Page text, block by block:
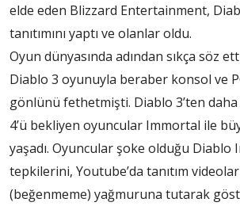
elde eden Blizzard Entertainment,
tanıtımını yaptı ve olanlar oldu.
Oyun dünyasında adından sıkça söz
Diablo 3 oyunuyla beraber konsol ve
gönlünü fethetmişti. Diablo 3’ten
4’ü bekliyen oyuncular Immortal ile
yaşadı. Oyuncular şoke olduğu Diablo
tepkilerini, Youtube’da tanıtım
(beğenmeme) yağmuruna tutarak